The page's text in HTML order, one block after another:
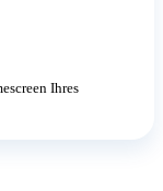
Ihres